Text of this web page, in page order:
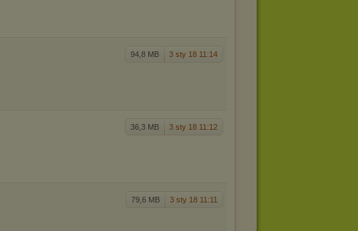
94,8 MB 3 sty 18 11:14
36,3 MB 3 sty 18 11:12
79,6 MB 3 sty 18 11:11